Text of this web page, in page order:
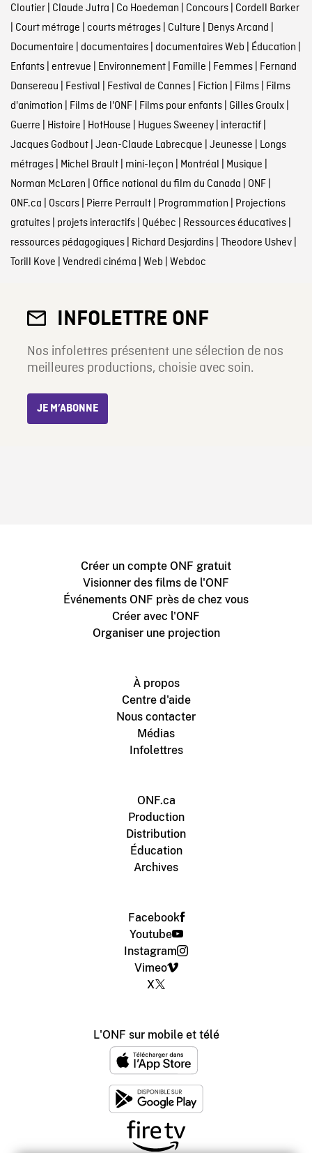
Cloutier| Claude Jutra Co Hoedeman Concours| Cordell Barker
Court métrage courts métrages| Culture Denys Arcand
Documentaire documentaires| documentaires Web Éducation
Enfants| entrevue Environnement| Famille Femmes| Fernand
Dansereau Festival Festival de Cannes| Fiction Films| Films
d'animation Films de l'ONF| Films pour enfants| Gilles Groulx|
Guerre Histoire HotHouse Hugues Sweeney| interactif|
Jacques Godbout| Jean-Claude Labrecque Jeunesse Longs
métrages| Michel Brault| mini-leçon Montréal Musique
Norman McLaren Office national du film du Canada ONF|
ONF.ca Oscars| Pierre Perrault| Programmation Projections
gratuites| projets interactifs| Québec Ressources éducatives|
ressources pédagogiques| Richard Desjardins| Theodore Ushev|
Torill Kove Vendredi cinéma Web Webdoc
INFOLETTRE ONF
Nos infolettres présentent une sélection de nos
meilleures productions, choisie avec soin.
JE M’ABONNE
Créer un compte ONF gratuit
Visionner des films de l'ONF
Événements ONF près de chez vous
Créer avec l'ONF
Organiser une projection
À propos
Centre d'aide
Nous contacter
Médias
Infolettres
ONF.ca
Production
Distribution
Éducation
Archives
Facebook
Youtube
Instagram
Vimeo
X
L'ONF sur mobile et télé